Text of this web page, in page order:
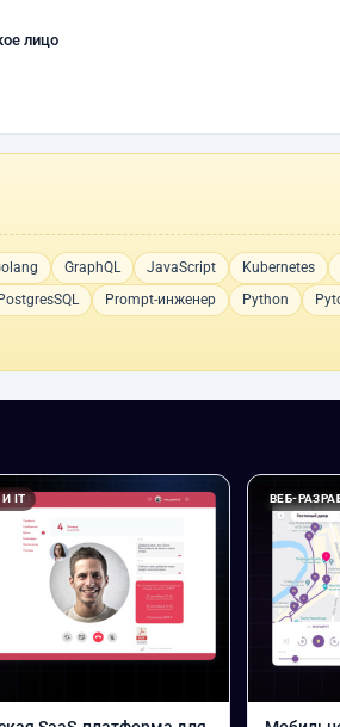
лицо
GraphQL JavaScript Kubernetes
PostgresSQL Prompt-инженер Python
IT ВЕБ-